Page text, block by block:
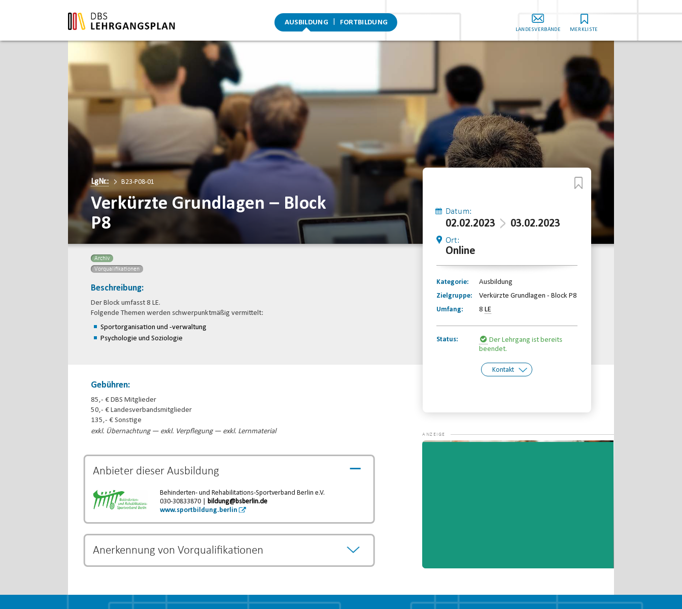
AUSBILDUNG FORTBILDUNG
LANDESVERBÄNDE MERKLISTE
LgNr.: B23-P08-01
Verkürzte Grundlagen – Block
P8
Datum:
02.02.2023 03.02.2023
Ort:
Online
Kategorie:
Ausbildung
Zielgruppe:
Verkürzte Grundlagen - Block P8
Umfang:
8 LE
Status:
Der Lehrgang ist bereits
beendet.
Kontakt
Archiv
Vorqualifikationen
Beschreibung:
Der Block umfasst 8 LE.
Folgende Themen werden schwerpunktmäßig vermittelt:
Sportorganisation und -verwaltung
Psychologie und Soziologie
Gebühren:
85,- € DBS Mitglieder
50,- € Landesverbandsmitglieder
135,- € Sonstige
exkl. Übernachtung — exkl. Verpflegung — exkl. Lernmaterial
Anbieter dieserAusbildung
Behinderten- und Rehabilitations-Sportverband Berlin e.V.
030-30833870 |bildung@bsberlin.de
www.sportbildung.berlin
Anerkennung von Vorqualifikationen
Video-